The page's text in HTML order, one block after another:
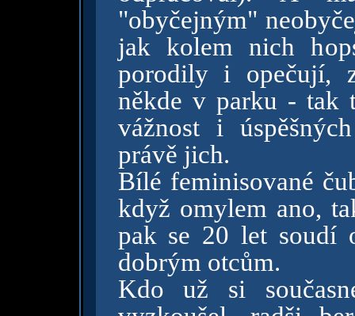
"obyčejným"
jak kolem nich
porodily i opečují,
někde v parku - tak
vážnost i
právě jich.
Bílé feminisované
když omylem ano,
pak se 20 let soudí
dobrým otcům.
Kdo už si